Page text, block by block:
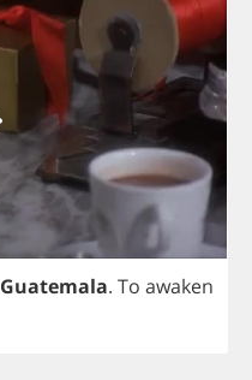
Guatemala. To awaken